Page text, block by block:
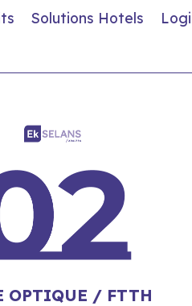
Solutions Hotels
OPTIQUE / FTTH